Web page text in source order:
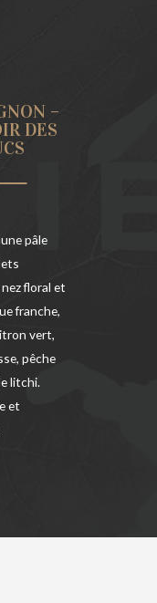
–
DES
pâle
floral et
franche,
vert,
pêche
litchi.
et